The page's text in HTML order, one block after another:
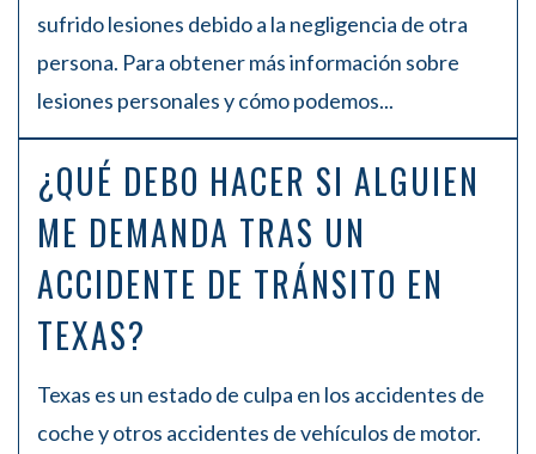
sufrido lesiones debido a la negligencia de otra
persona. Para obtener más información sobre
lesiones personales y cómo podemos...
¿QUÉ DEBO HACER SI ALGUIEN
ME DEMANDA TRAS UN
ACCIDENTE DE TRÁNSITO EN
TEXAS?
Texas es un estado de culpa en los accidentes de
coche y otros accidentes de vehículos de motor.